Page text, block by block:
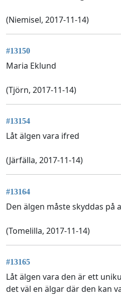
(Niemisel, 2017-11-14)
#13150
Maria Eklund
(Tjörn, 2017-11-14)
#13154
Låt älgen vara ifred
(Järfälla, 2017-11-14)
#13164
Den älgen måste skyddas på
(Tomelilla, 2017-11-14)
#13165
Låt älgen vara den är ett
det väl en älgar där den kan